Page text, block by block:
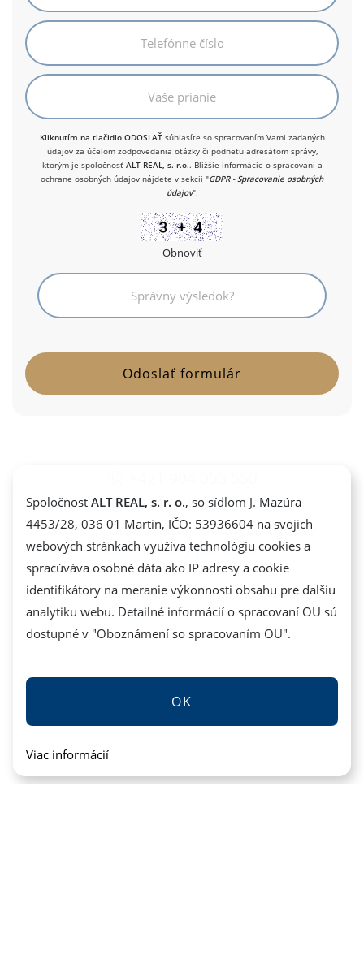
Kliknutím na tlačidlo ODOSLAŤsúhlasíte so spracovaním Vami zadaných
údajov za účelom zodpovedania otázky či podnetu adresátom správy,
ktorým je spoločnosť ALT REAL, s. r.o.. Bližšie informácie o spracovaní a
ochrane osobných údajov nájdete v sekcii "GDPR - Spracovanie osobných
údajov".
Obnoviť
+421 948 839 373
GDPR - Spracovanie osobných údajov
Reklamačný poriadok
Spoločnost ALT REAL, s. r. o., so sídlom J. Mazúra
4453/28, 036 01 Martin, IČO: 53936604 na svojich
webových stránkach využíva technológiu cookies a
spracúváva osobné dáta ako IP adresy a cookie
identifikátory na meranie výkonnosti obsahu pre ďalšiu
analytiku webu. Detailné informácií o spracovaní OU sú
dostupné v "Oboznámení so spracovaním OU".
OK
Viac informácií